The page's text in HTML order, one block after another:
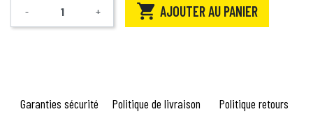
Quantité
- +  AJOUTER AU PANIER
Garanties sécurité Politique de livraison Politique retours